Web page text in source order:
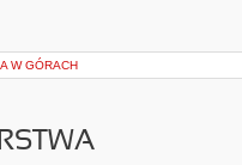
W GÓRACH